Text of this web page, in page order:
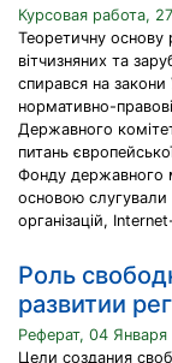
Курсовая работа,
Теоретичну основу
вітчизняних та
спирався на закони
нормативно-
Державного
питань
Фонду державного
основою слугували
організацій,
Роль
развитии
Реферат, 04 Января
Цели создания